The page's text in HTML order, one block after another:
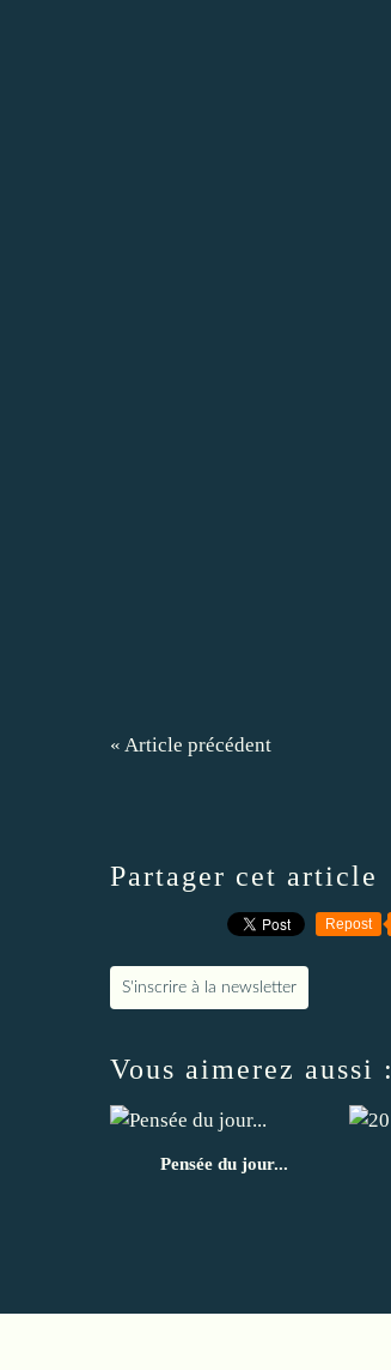
« Article précédent
Partager cet article
Repost
S'inscrire à la newsletter
Vous aimerez aussi :
Pensée du jour...